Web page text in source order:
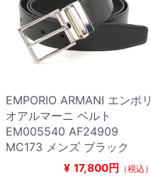
EMPORIO ARMANI エンポリ
オアルマーニ ベルト
EM005540 AF24909
MC173 メンズ ブラック
¥ 17,800円 （税込）